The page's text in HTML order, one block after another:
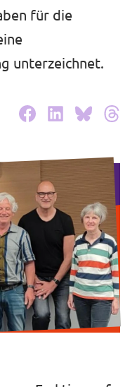
für die
unterzeichnet.